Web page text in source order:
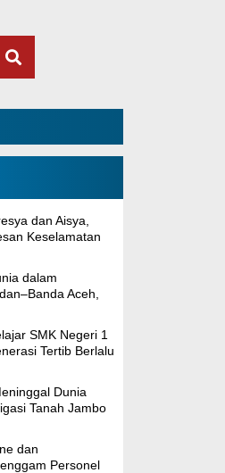
dan Aisya,
Keselamatan
dalam
Aceh,
SMK Negeri 1
Tertib Berlalu
Dunia
Tanah Jambo
dan
Personel